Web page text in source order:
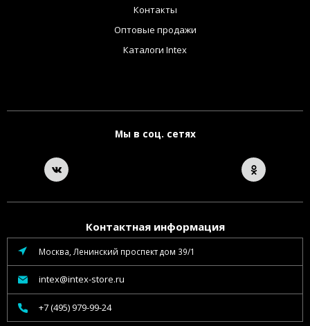
Контакты
Оптовые продажи
Каталоги Intex
Мы в соц. сетях
Контактная информация
Москва, Ленинский проспект дом 39/1
intex@intex-store.ru
+7 (495) 979-99-24